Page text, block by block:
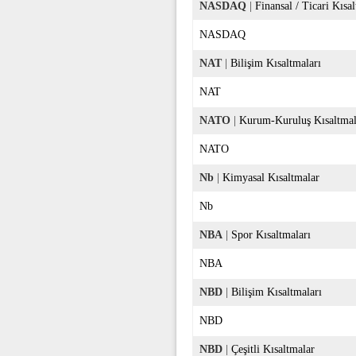
NASDAQ Finansal / Ticari
NASDAQ
NAT| Bilişim Kısaltmaları
NAT
NATO Kurum-Kuruluş
NATO
Nb Kimyasal Kısaltmalar
Nb
NBA Spor Kısaltmaları
NBA
NBD Bilişim Kısaltmaları
NBD
NBD Çeşitli Kısaltmalar